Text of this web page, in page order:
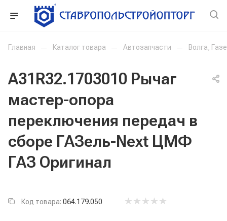
Главная — Каталог товара — Автозапчасти — Волга,
А31R32.1703010 Рычаг
мастер-опора
переключения передач в
сборе ГАЗель-Next ЦМФ
ГАЗ Оригинал
Код товара: 064.179.050